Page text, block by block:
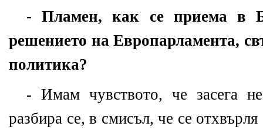
- Пламен, как се приема в
решението на Европарламента,
политика?
- Имам чувството, че засега
разбира се, в смисъл, че се